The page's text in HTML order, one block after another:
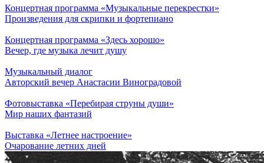
Концертная программа «Музыкальные перекрестки»
Произведения для скрипки и фортепиано
Концертная программа «Здесь хорошо»
Вечер, где музыка лечит душу
Музыкальный диалог
Авторский вечер Анастасии Виноградовой
Фотовыставка «Перебирая струны души»
Мир наших фантазий
Выставка «Летнее настроение»
Очарование летних дней